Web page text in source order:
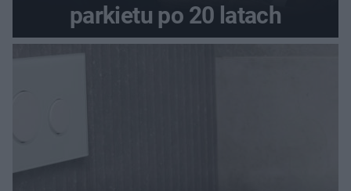
parkietu po 20 latach